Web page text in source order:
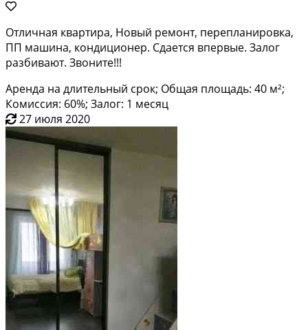
Отличная квартира, Новый ремонт, перепланировка,
ПП машина, кондиционер. Сдается впервые. Залог
разбивают. Звоните!!!
Аренда на длительный срок; Общая площадь: 40 м²;
Комиссия: 60%; Залог: 1 месяц
27 июля 2020